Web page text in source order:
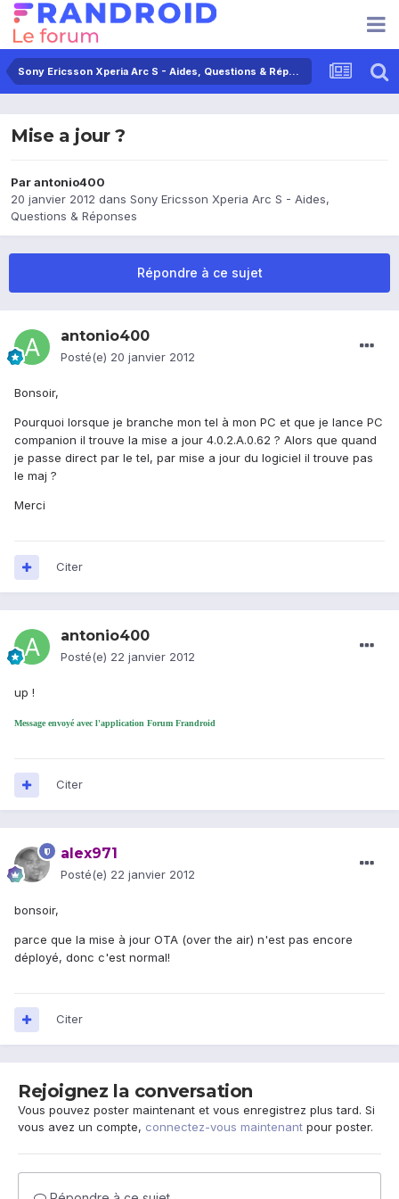
Sony Ericsson Xperia Arc S - Aides, Questions & Réponses
Mise a jour ?
Parantonio400
20 janvier 2012 dans Sony Ericsson Xperia Arc S - Aides,
Questions & Réponses
Répondre à ce sujet
antonio400
Posté(e) 20 janvier 2012
Bonsoir,
Pourquoi lorsque je branche mon tel à mon PC et que je lance PC
companion il trouve la mise a jour 4.0.2.A.0.62 ? Alors que quand
je passe direct par le tel, par mise a jour du logiciel il trouve pas
le maj ?
Merci
Citer
antonio400
Posté(e) 22 janvier 2012
up !
Message envoyé avec l'application Forum Frandroid
Citer
alex971
Posté(e) 22 janvier 2012
bonsoir,
parce que la mise à jour OTA (over the air) n'est pas encore
déployé, donc c'est normal!
Citer
Rejoignez la conversation
Vous pouvez poster maintenant et vous enregistrez plus tard. Si
vous avez un compte, connectez-vous maintenant pour poster.